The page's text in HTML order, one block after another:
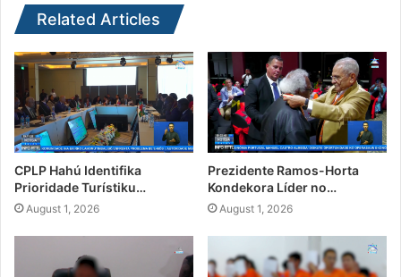
Related Articles
CPLP Hahú Identifika
Prioridade Turístiku…
August 1, 2026
Prezidente Ramos-Horta
Kondekora Líder no…
August 1, 2026